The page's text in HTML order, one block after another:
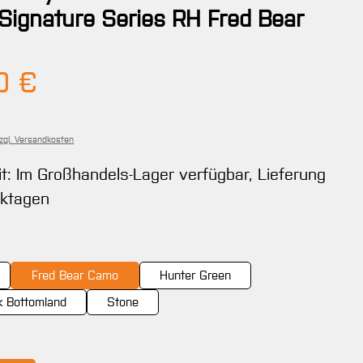
Series RH Fred Bear
€
Versandkosten
Im Großhandels-Lager verfügbar, Lieferung
Fred Bear Camo
Hunter Green
Bottomland
Stone